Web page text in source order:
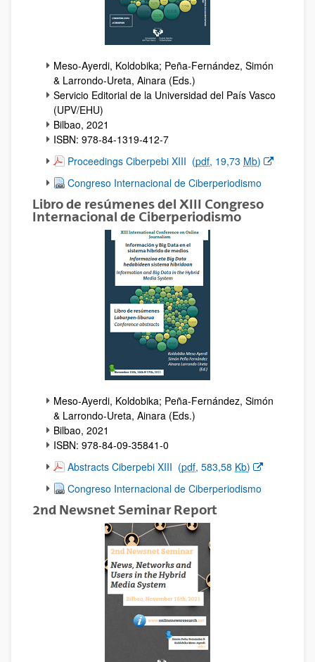
Meso-Ayerdi, Koldobika; Peña-Fernández, Simón
& Larrondo-Ureta, Ainara (Eds.)
Servicio Editorial de la Universidad del País Vasco
(UPV/EHU)
Bilbao, 2021
ISBN: 978-84-1319-412-7
(Opens New Window)
Proceedings Ciberpebi XIII (pdf, 19,73 Mb)
Congreso Internacional de Ciberperiodismo
Libro de resúmenes del XIII Congreso
Internacional de Ciberperiodismo
Meso-Ayerdi, Koldobika; Peña-Fernández, Simón
& Larrondo-Ureta, Ainara (Eds.)
Bilbao, 2021
ISBN: 978-84-09-35841-0
(Opens New Window)
Abstracts Ciberpebi XIII (pdf, 583,58 Kb)
Congreso Internacional de Ciberperiodismo
2nd Newsnet Seminar Report